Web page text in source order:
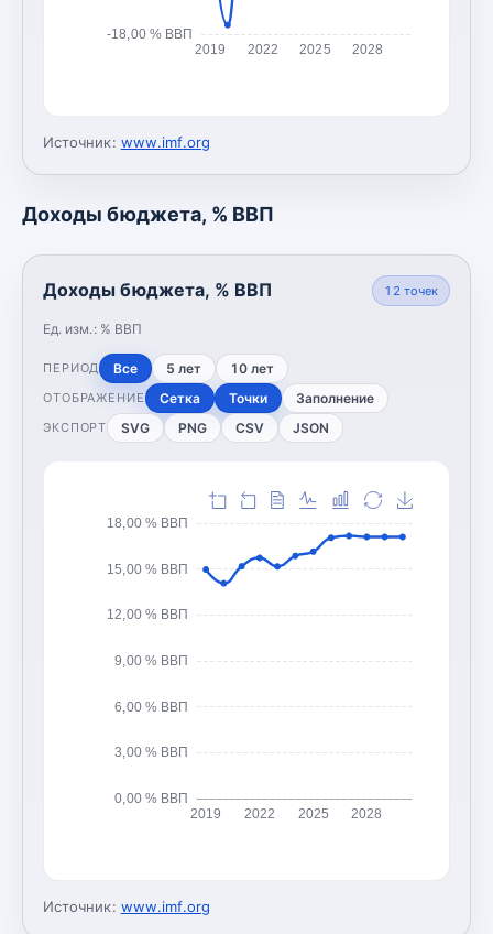
-18,00 % ВВП
2019 2022 2025 2028
Источник: www.imf.org
Доходы бюджета, % ВВП
Доходы бюджета, % ВВП
Ед. изм.: % ВВП
12 точек
ПЕРИОД Все 5 лет 10 лет
ОТОБРАЖЕНИЕ Сетка Точки Заполнение
ЭКСПОРТ SVG PNG CSV JSON
0,00 % ВВП
3,00 % ВВП
6,00 % ВВП
9,00 % ВВП
12,00 % ВВП
15,00 % ВВП
18,00 % ВВП
2019 2022 2025 2028
Источник: www.imf.org